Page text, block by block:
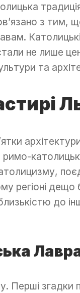
з тим,
Католицькі
не лише
та
регіоні дещо
до
Перші